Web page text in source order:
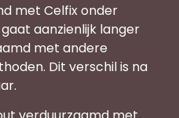
met Celfix onder
aanzienlijk langer
met andere
Dit verschil is na